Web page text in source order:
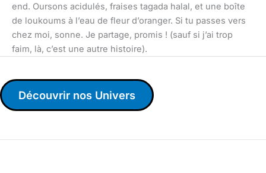
end. Oursons acidulés, fraises tagada halal, et une boîte
de loukoums à l’eau de fleur d’oranger. Si tu passes vers
chez moi, sonne. Je partage, promis ! (sauf si j’ai trop
faim, là, c’est une autre histoire).
Découvrir nos Univers